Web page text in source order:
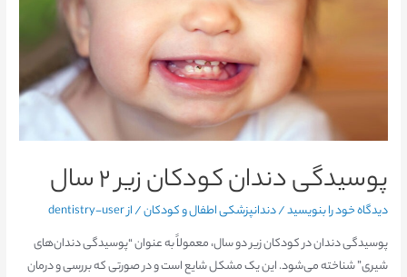
پوسیدگی دندان کودکان زیر ۲ سال
دیدگاه‌ خود را بنویسید/دندانپزشکی اطفال و کودکان/ ازdentistry-user
پوسیدگی دندان در کودکان زیر دو سال، معمولاً به عنوان “پوسیدگی دندان‌های
شیری” شناخته می‌شود. این یک مشکل شایع است و در صورتی که بررسی و درمان